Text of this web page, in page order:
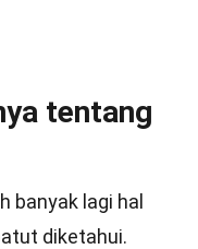
tentang
banyak lagi hal
diketahui.